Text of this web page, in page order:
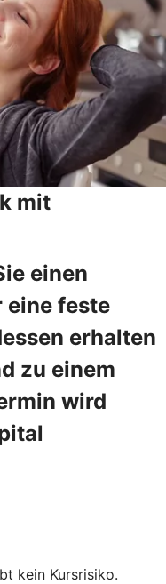
mit
einen
eine feste
erhalten
zu einem
wird
kein Kursrisiko.